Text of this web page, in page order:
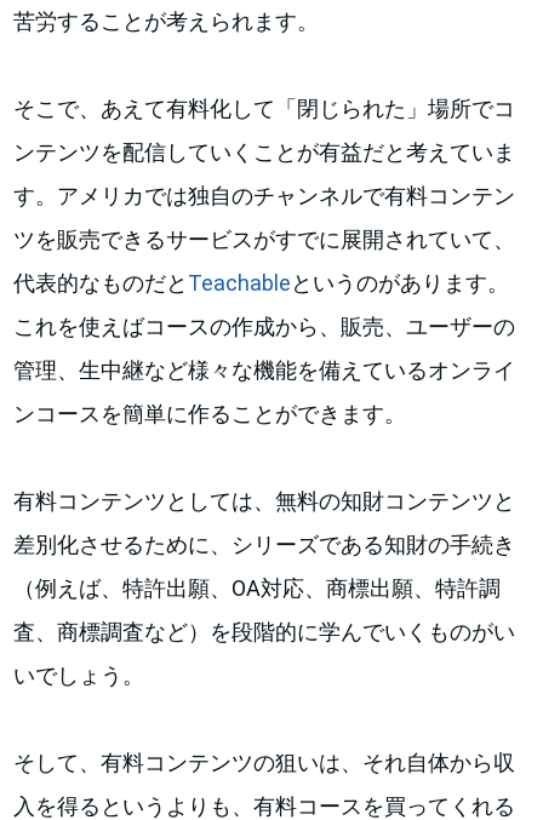
苦労することが考えられます。
そこで、あえて有料化して「閉じられた」場所でコ
ンテンツを配信していくことが有益だと考えていま
す。アメリカでは独自のチャンネルで有料コンテン
ツを販売できるサービスがすでに展開されていて、
代表的なものだと Teachableというのがあります。
これを使えばコースの作成から、販売、ユーザーの
管理、生中継など様々な機能を備えているオンライ
ンコースを簡単に作ることができます。
有料コンテンツとしては、無料の知財コンテンツと
差別化させるために、シリーズである知財の手続き
（例えば、特許出願、OA対応、商標出願、特許調
査、商標調査など）を段階的に学んでいくものがい
いでしょう。
そして、有料コンテンツの狙いは、それ自体から収
入を得るというよりも、有料コースを買ってくれる